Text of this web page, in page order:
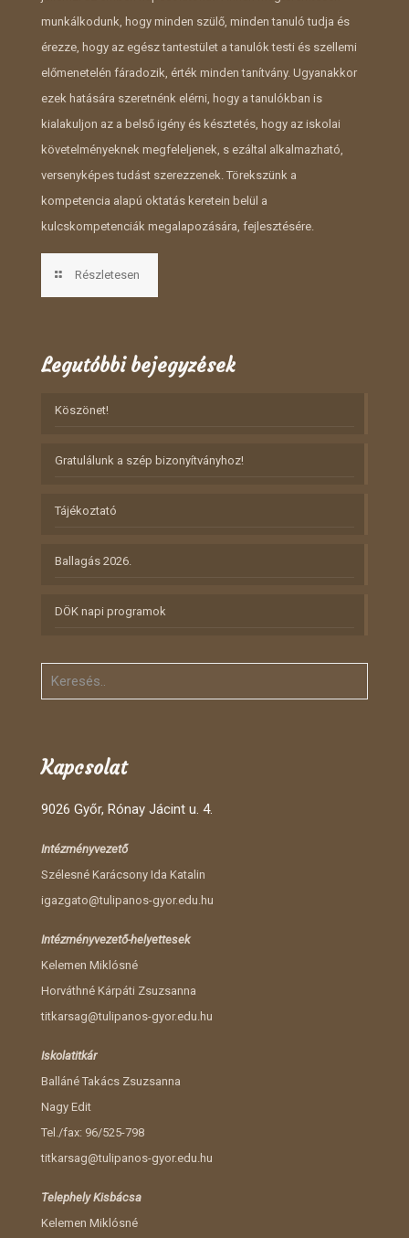
munkálkodunk, hogy minden szülő, minden tanuló tudja és
érezze, hogy az egész tantestület a tanulók testi és szellemi
előmenetelén fáradozik, érték minden tanítvány. Ugyanakkor
ezek hatására szeretnénk elérni, hogy a tanulókban is
kialakuljon az a belső igény és késztetés, hogy az iskolai
követelményeknek megfeleljenek, s ezáltal alkalmazható,
versenyképes tudást szerezzenek. Törekszünk a
kompetencia alapú oktatás keretein belül a
kulcskompetenciák megalapozására, fejlesztésére.
Részletesen
Legutóbbi bejegyzések
Köszönet!
Gratulálunk a szép bizonyítványhoz!
Tájékoztató
Ballagás 2026.
DÖK napi programok
Kapcsolat
9026 Győr, Rónay Jácint u. 4.
Intézményvezető
Szélesné Karácsony Ida Katalin
igazgato@tulipanos-gyor.edu.hu
Intézményvezető-helyettesek
Kelemen Miklósné
Horváthné Kárpáti Zsuzsanna
titkarsag@tulipanos-gyor.edu.hu
Iskolatitkár
Balláné Takács Zsuzsanna
Nagy Edit
Tel./fax: 96/525-798
titkarsag@tulipanos-gyor.edu.hu
Telephely Kisbácsa
Kelemen Miklósné